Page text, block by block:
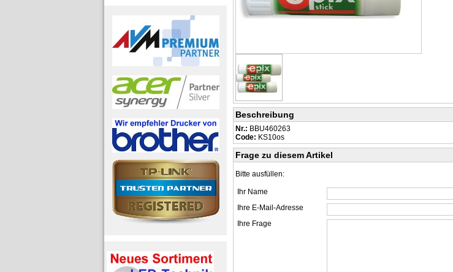
Beschreibung
Nr.: BBU460263
Code: KS10os
Frage zu diesem Artikel
Bitte ausfüllen:
Ihr Name
Ihre E-Mail-Adresse
Ihre Frage